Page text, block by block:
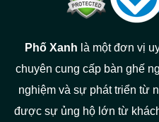
Phố Xanh là một đơn vị
chuyên cung cấp bàn ghế
nghiệm và sự phát triển từ
được sự ủng hộ lớn từ